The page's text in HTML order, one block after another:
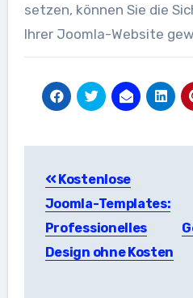
setzen, können Sie die
Ihrer Joomla-Website
Kostenlose
Joomla-Templates:
Professionelles
Design ohne Kosten